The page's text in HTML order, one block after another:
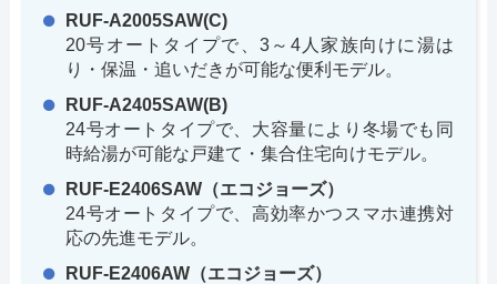
RUF-A2005SAW(C)
20号オートタイプで、3～4人家族向けに湯は
り・保温・追いだきが可能な便利モデル。
RUF-A2405SAW(B)
24号オートタイプで、大容量により冬場でも同
時給湯が可能な戸建て・集合住宅向けモデル。
RUF-E2406SAW（エコジョーズ）
24号オートタイプで、高効率かつスマホ連携対
応の先進モデル。
RUF-E2406AW（エコジョーズ）